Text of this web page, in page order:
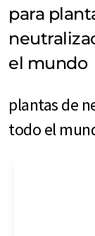
para
el mundo
plantas de
todo el